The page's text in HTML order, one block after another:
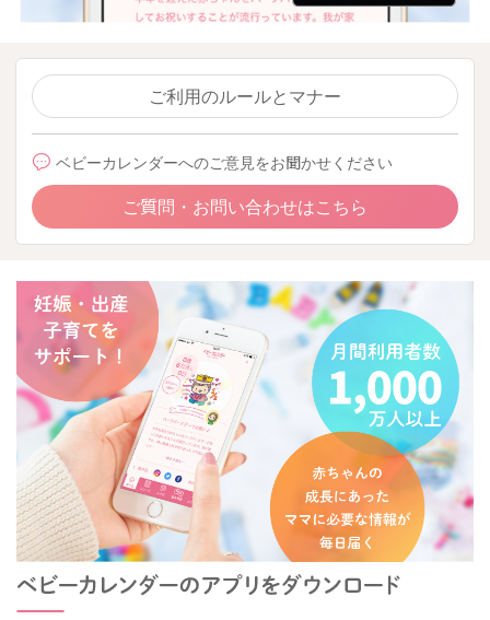
ご利用のルールとマナー
ベビーカレンダーへのご意見をお聞かせください
ご質問・お問い合わせはこちら